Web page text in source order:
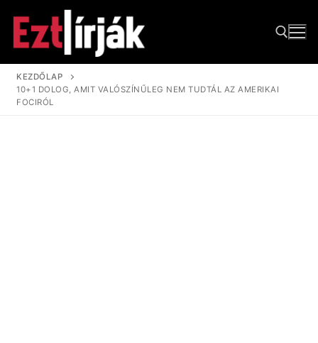
tartalomra
Keresése:
KEZDŐLAP
10+1 DOLOG, AMIT VALÓSZÍNŰLEG NEM TUDTÁL AZ AMERIKAI
FOCIRÓL